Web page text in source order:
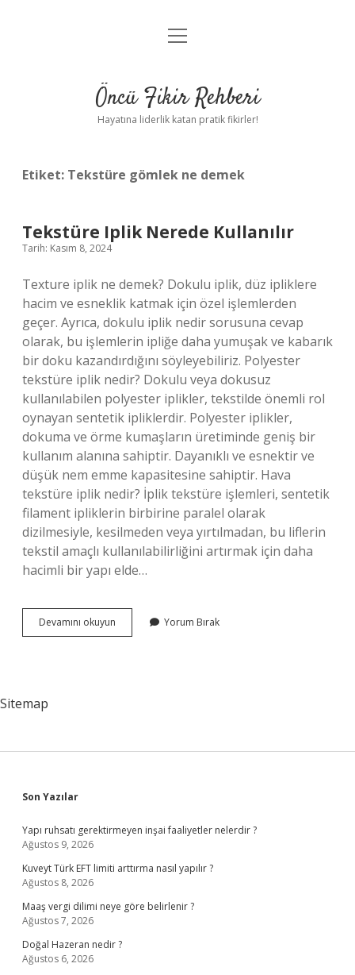
Anasayfa
Yasal Uyarı
menüyü
Öncü Fikir Rehberi
Hayatına liderlik katan pratik fikirler!
Etiket: Tekstüre gömlek ne demek
Tekstüre Iplik Nerede Kullanılır
Tarih: Kasım 8, 2024
Texture iplik ne demek? Dokulu iplik, düz ipliklere
hacim ve esneklik katmak için özel işlemlerden
geçer. Ayrıca, dokulu iplik nedir sorusuna cevap
olarak, bu işlemlerin ipliğe daha yumuşak ve kabarık
bir doku kazandırdığını söyleyebiliriz. Polyester
tekstüre iplik nedir? Dokulu veya dokusuz
kullanılabilen polyester iplikler, tekstilde önemli rol
oynayan sentetik ipliklerdir. Polyester iplikler,
dokuma ve örme kumaşların üretiminde geniş bir
kullanım alanına sahiptir. Dayanıklı ve esnektir ve
düşük nem emme kapasitesine sahiptir. Hava
tekstüre iplik nedir? İplik tekstüre işlemleri, sentetik
filament ipliklerin birbirine paralel olarak
dizilmesiyle, kesilmeden veya yırtılmadan, bu liflerin
tekstil amaçlı kullanılabilirliğini artırmak için daha
hacimli bir yapı elde…
Devamını okuyun Tekstüre
Iplik
Yorum Bırak
Sitemap
Sidebar
Son Yazılar
Yapı ruhsatı gerektirmeyen inşai faaliyetler nelerdir ?
Ağustos 9, 2026
Kuveyt Türk EFT limiti arttırma nasıl yapılır ?
Ağustos 8, 2026
Maaş vergi dilimi neye göre belirlenir ?
Ağustos 7, 2026
Doğal Hazeran nedir ?
Ağustos 6, 2026